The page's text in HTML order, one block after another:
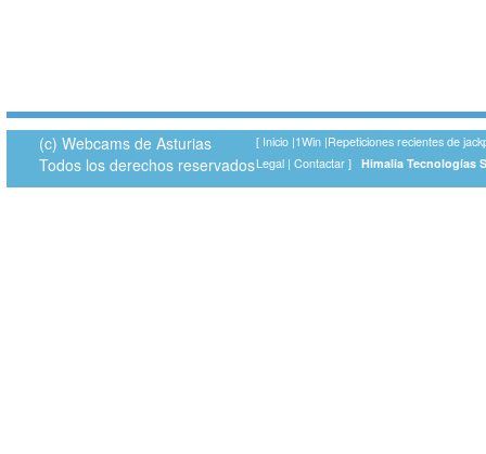
(c) Webcams de Asturias
Todos los derechos reservados
[ Inicio |1Win |Repeticiones recientes de
Legal | Contactar ] Himalia Tecnologías